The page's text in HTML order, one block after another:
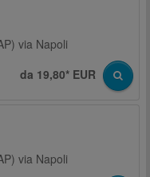
via Napoli
da 19,80* EUR
via Napoli